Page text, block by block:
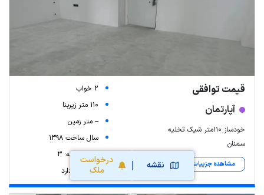
نقشه
درخواست
ملک
قیمت توافقی
آپارتمان
خودساز ۱۱۰متر شیک تخلیه
سمنان
مشاهده جزییات
2 خواب
110 متر زیربنا
-- متر زمین
سال ساخت 1398
شماره طبقه: 3
آسانسور: دارد